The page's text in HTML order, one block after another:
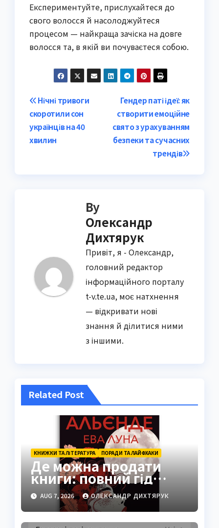
Експериментуйте, прислухайтеся до
свого волосся й насолоджуйтеся
процесом — найкраща зачіска на довге
волосся та, в якій ви почуваєтеся собою.
Post
navigation
Гендер паті ідеї: як
створити емоційне
свято з урахуванням
безпеки та сучасних
трендів
Нічні тривоги
скоротили сон
українців на 40
хвилин
By
Олександр
Дихтярук
Привіт, я - Олександр,
головний редактор
інформаційного порталу
t-v.te.ua, моє натхнення
— відкривати нові
знання й ділитися ними
з іншими.
Related Post
КНИЖКИ ТА ЛІТЕРАТУРА ПОРАДИ ТА ЛАЙФХАКИ
Де можна продати
книги: повний гід
платформами 2026
AUG 7, 2026 ОЛЕКСАНДР ДИХТЯРУК